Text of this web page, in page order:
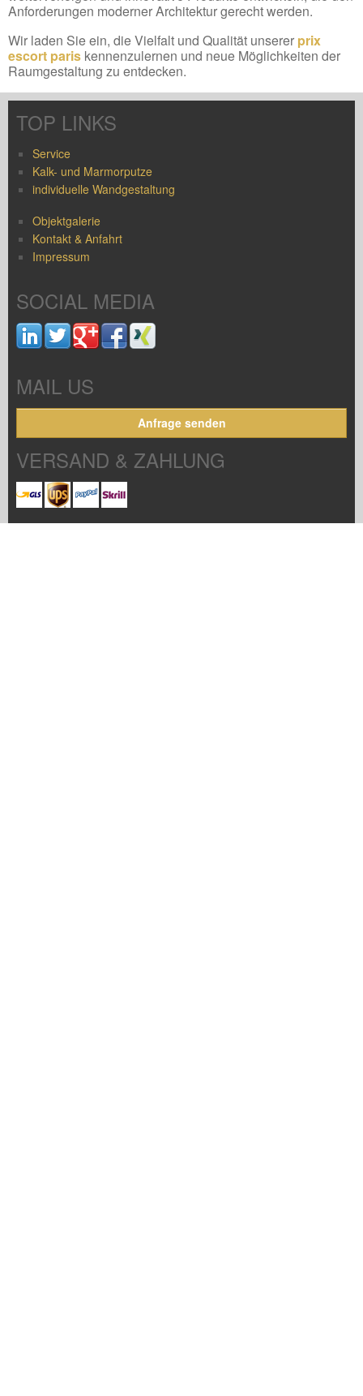
Anforderungen moderner Architektur gerecht werden.
Wir laden Sie ein, die Vielfalt und Qualität unserer prix
escort paris kennenzulernen und neue Möglichkeiten der
Raumgestaltung zu entdecken.
TOP LINKS
Service
Kalk- und Marmorputze
individuelle Wandgestaltung
Objektgalerie
Kontakt & Anfahrt
Impressum
SOCIAL MEDIA
MAIL US
Anfrage senden
VERSAND & ZAHLUNG